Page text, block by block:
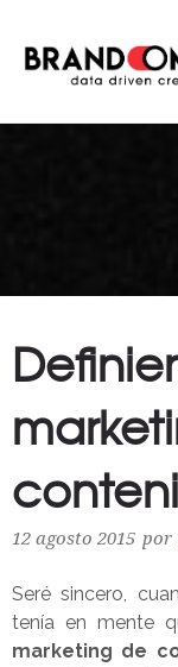
12 agosto 2015 por
Seré sincero,
tenía en mente
marketing de